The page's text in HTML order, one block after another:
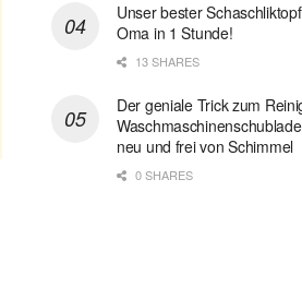
Unser bester
Oma in 1 Stunde!
13 SHARES
Der geniale Trick zum
neu und frei von Schimmel
0 SHARES